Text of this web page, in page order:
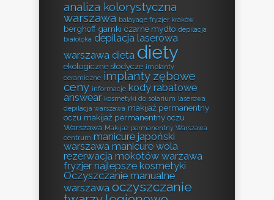
analiza kolorystyczna
warszawa balayage fryzjer kraków
berghoff garnki czarne mydło depilacja
białołęka depilacja laserowa
warszawa dieta diety
ekologiczne słodycze implanty
ceramiczne implanty zębowe
ceny informacje kody rabatowe
answear kosmetyki do solarium laserowa
depilacja warszawa makijaż permanentny
oczu makijaż permanentny oczu
Warszawa Makijaż permanentny Warszawa
centrum manicure japoński
warszawa manicure wola
rezerwacja mokotów warzawa
fryzjer najlepsze kosmetyki
Oczyszczanie manualne
warszawa oczyszczanie